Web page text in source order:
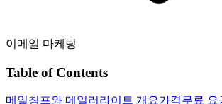
이메일 마케팅
Table of Contents
메일침프와 메일러라이트 개요가격무료 요